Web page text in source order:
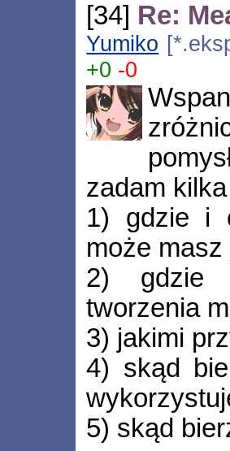
[34] Re:
Yumiko
+0 -0
zadam
1) gdzie i
może
2) gdzie
tworzenia
3) jakimi
4) skąd
5) skąd